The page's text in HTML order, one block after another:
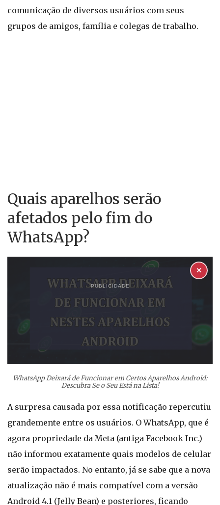
comunicação de diversos usuários com seus
grupos de amigos, família e colegas de trabalho.
Quais aparelhos serão
afetados pelo fim do
WhatsApp?
PUBLICIDADE
✕
WhatsApp Deixará de Funcionar em Certos Aparelhos Android:
Descubra Se o Seu Está na Lista!
A surpresa causada por essa notificação repercutiu
grandemente entre os usuários. O WhatsApp, que é
agora propriedade da Meta (antiga Facebook Inc.)
não informou exatamente quais modelos de celular
serão impactados. No entanto, já se sabe que a nova
atualização não é mais compatível com a versão
Android 4.1 (Jelly Bean) e posteriores, ficando